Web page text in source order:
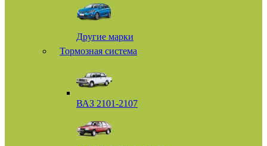
Другие марки
Тормозная система
ВАЗ 2101-2107